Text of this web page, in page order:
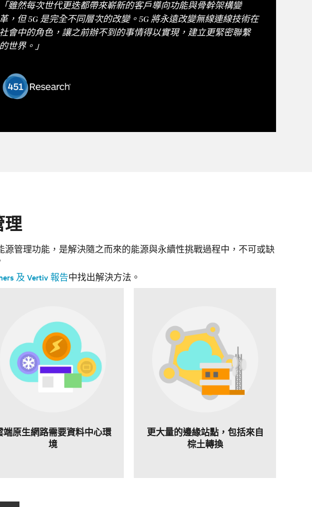
「雖然每次世代更迭都帶來嶄新的客戶導向功能與骨幹架構變
革，但 5G 是完全不同層次的改變。5G 將永遠改變無線連線技術在
社會中的角色，讓之前辦不到的事情得以實現，建立更緊密聯繫
的世界。」
理
管理功能，是解決隨之而來的能源與永續性挑戰過程中，不可或缺
及 Vertiv 報告中找出解決方法。
端原生網路需要資料中心環
境
更大量的邊緣站點，包括來自
棕土轉換